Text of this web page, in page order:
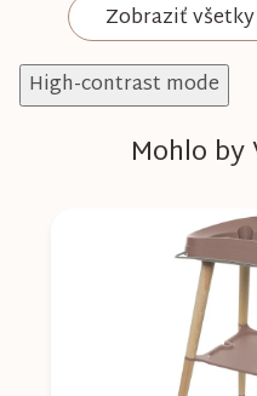
Zobraziť
High-contrast mode
Mohlo